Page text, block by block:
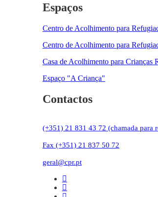
Espaços
Centro de Acolhimento para
Centro de Acolhimento para
Casa de Acolhimento para Crianças
Espaço "A Criança"
Contactos
(+351) 21 831 43 72 (chamada para
Fax (+351) 21 837 50 72
geral@cpr.pt